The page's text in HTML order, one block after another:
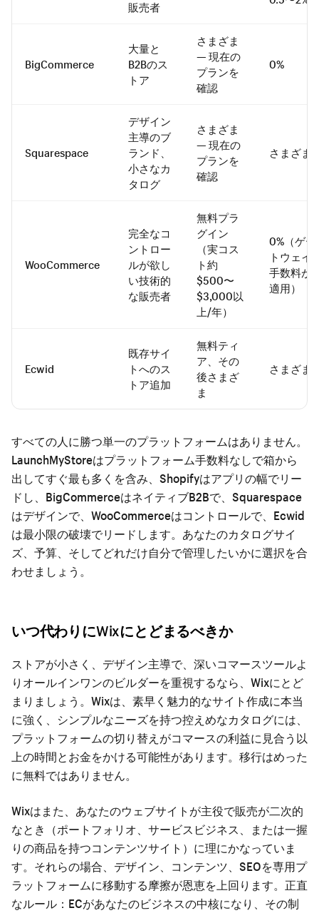
販売者
BigCommerce
大量と
B2Bのス
トア
さまざま
— 現在の
プランを
確認
0%
Squarespace
デザイン
主導のブ
ランド、
小さなカ
タログ
さまざま
— 現在の
プランを
確認
さまざま
WooCommerce
完全なコ
ントロー
ルが欲し
い技術的
な販売者
無料プラ
グイン
（実コス
ト約
$500〜
$3,000以
上/年）
0%（ゲー
トウェイ
手数料が
適用）
Ecwid
既存サイ
トへのス
トア追加
無料ティ
ア、その
後さまざ
ま
さまざま
すべての人に勝つ単一のプラットフォームはありません。
LaunchMyStoreはプラットフォーム手数料なしで箱から
出してすぐ最も多くを含み、Shopifyはアプリの幅でリー
ドし、BigCommerceはネイティブB2Bで、Squarespace
はデザインで、WooCommerceはコントロールで、Ecwid
は最小限の破壊でリードします。あなたのカタログサイ
ズ、予算、そしてどれだけ自分で管理したいかに選択を合
わせましょう。
いつ代わりにWixにとどまるべきか
ストアが小さく、デザイン主導で、深いコマースツールよ
りオールインワンのビルダーを重視するなら、Wixにとど
まりましょう。Wixは、素早く魅力的なサイト作成に本当
に強く、シンプルなニーズを持つ控えめなカタログには、
プラットフォームの切り替えがコマースの利益に見合う以
上の時間とお金をかける可能性があります。移行はめった
に無料ではありません。
Wixはまた、あなたのウェブサイトが主役で販売が二次的
なとき（ポートフォリオ、サービスビジネス、または一握
りの商品を持つコンテンツサイト）に理にかなっていま
す。それらの場合、デザイン、コンテンツ、SEOを専用プ
ラットフォームに移動する摩擦が恩恵を上回ります。正直
なルール：ECがあなたのビジネスの中核になり、その制